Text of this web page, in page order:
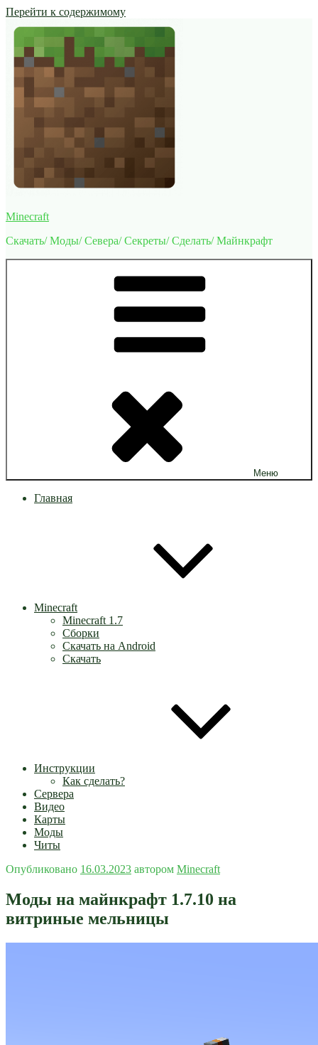
Перейти к содержимому
Minecraft
Скачать/ Моды/ Севера/ Секреты/ Сделать/ Майнкрафт
Меню
Главная
Minecraft
Minecraft 1.7
Сборки
Скачать на Android
Скачать
Инструкции
Как сделать?
Сервера
Видео
Карты
Моды
Читы
Опубликовано 16.03.2023 автором Minecraft
Моды на майнкрафт 1.7.10 на
витриные мельницы